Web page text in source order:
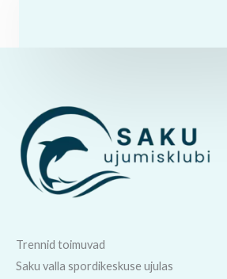
Trennid toimuvad
Saku valla spordikeskuse ujulas